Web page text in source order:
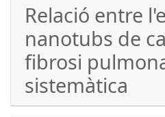
Relació entre
nanotubs de
fibrosi
sistemàtica